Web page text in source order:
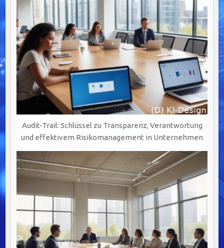
Audit-Trail: Schlüssel zu Transparenz, Verantwortung
und effektivem Risikomanagement in Unternehmen